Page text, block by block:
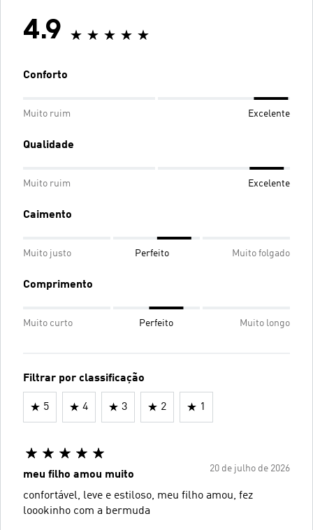
4.9
Conforto
Muito ruim Excelente
Qualidade
Muito ruim Excelente
Caimento
Muito justo Perfeito Muito folgado
Comprimento
Muito curto Perfeito Muito longo
Filtrar por classificação
5 4 3 2 1
20 de julho de 2026
meu filho amou muito
confortável, leve e estiloso, meu filho amou, fez
loookinho com a bermuda